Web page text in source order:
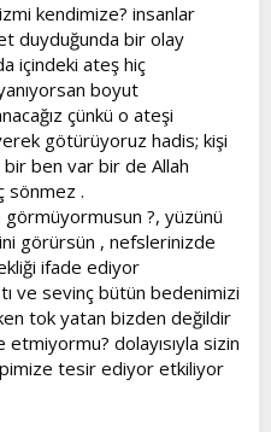
kendimize? insanlar
duyduğunda bir olay
içindeki ateş hiç
boyut
çünkü o ateşi
götürüyoruz hadis; kişi
ben var bir de Allah
sönmez .
?, yüzünü
görürsün , nefslerinizde
ifade ediyor
ve sevinç bütün bedenimizi
tok yatan bizden değildir
dolayısıyla sizin
tesir ediyor etkiliyor